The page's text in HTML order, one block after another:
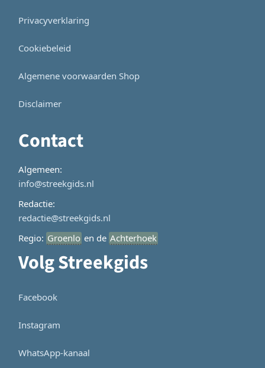
Privacyverklaring
Cookiebeleid
Algemene voorwaarden Shop
Disclaimer
Contact
Algemeen:
info@streekgids.nl
Redactie:
redactie@streekgids.nl
Regio: Groenlo en de Achterhoek
Volg Streekgids
Facebook
Instagram
WhatsApp-kanaal